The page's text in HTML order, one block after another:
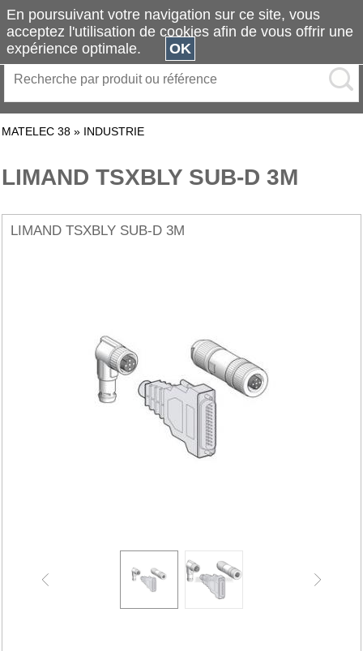
MATELEC 38 » INDUSTRIE
LIMAND TSXBLY SUB-D 3M
LIMAND TSXBLY SUB-D 3M
En poursuivant votre navigation sur ce site, vous
acceptez l'utilisation de cookies afin de vous offrir une
expérience optimale.
OK